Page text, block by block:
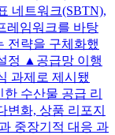
네트워크(SBTN),
레임워크를 바탕
전략을 구체화했
정 ▲공급망 이행
과제로 제시됐
수산물 공급 리
변화, 상품 리포지
중장기적 대응 과